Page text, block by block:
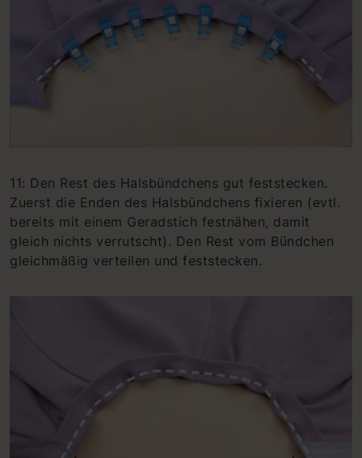
11: Den Rest des Halsbündchens gut feststecken.
Zuerst die Enden des Halsbündchens fixieren (evtl.
bereits mit einem Geradstich festnähen, damit
gleich nichts verrutscht). Den Rest vom Bündchen
gleichmäßig verteilen und feststecken.